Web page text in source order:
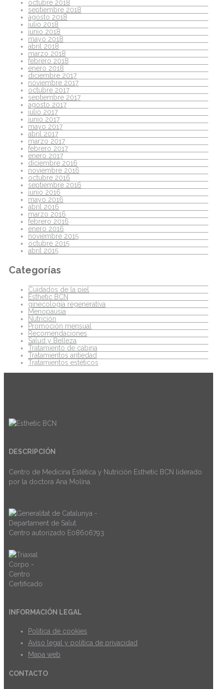
octubre 2018
septiembre 2018
agosto 2018
julio 2018
junio 2018
mayo 2018
abril 2018
marzo 2018
febrero 2018
enero 2018
diciembre 2017
noviembre 2017
octubre 2017
septiembre 2017
agosto 2017
julio 2017
junio 2017
mayo 2017
abril 2017
marzo 2017
febrero 2017
enero 2017
diciembre 2016
noviembre 2016
octubre 2016
septiembre 2016
junio 2016
mayo 2016
abril 2016
marzo 2016
febrero 2016
enero 2016
noviembre 2015
octubre 2015
abril 2015
Categorías
Cuidados de la piel
Esthetic BCN
ginecología regenerativa
Menopausia
Nutrición
Promoción mensual
Recomendaciones
Salud y Belleza
Tratamiento de cabina
Tratamientos antiedad
Tratamientos estéticos
DESCRIPCIÓN
Centro de Medicina Estética y Nutrición Esthetic BCN liderado
por la doctora Ana Molina.
Centro autorizado E08606793
INFORMACIÓN LEGAL
Politica de cookies
Aviso legal y política de privacidad
Mapa web
CONTACTO